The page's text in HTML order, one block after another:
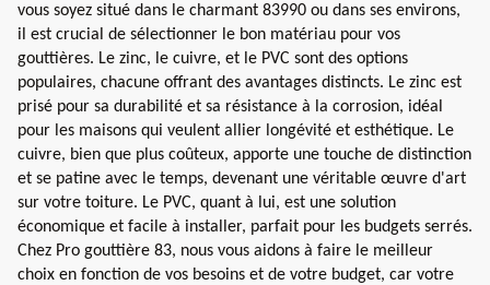
vous soyez situé dans le charmant 83990 ou dans ses environs,
il est crucial de sélectionner le bon matériau pour vos
gouttières. Le zinc, le cuivre, et le PVC sont des options
populaires, chacune offrant des avantages distincts. Le zinc est
prisé pour sa durabilité et sa résistance à la corrosion, idéal
pour les maisons qui veulent allier longévité et esthétique. Le
cuivre, bien que plus coûteux, apporte une touche de distinction
et se patine avec le temps, devenant une véritable œuvre d'art
sur votre toiture. Le PVC, quant à lui, est une solution
économique et facile à installer, parfait pour les budgets serrés.
Chez Pro gouttière 83, nous vous aidons à faire le meilleur
choix en fonction de vos besoins et de votre budget, car votre